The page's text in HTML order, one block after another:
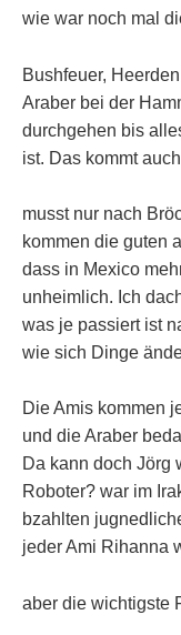
wie war noch mal
Bushfeuer,
Araber bei der
durchgehen bis
ist. Das kommt
musst nur nach
kommen die guten
dass in Mexico
unheimlich. Ich
was je passiert ist
wie sich Dinge
Die Amis kommen
und die Araber
Da kann doch Jörg
Roboter? war im
bzahlten
jeder Ami Rihanna
aber die wichtigste